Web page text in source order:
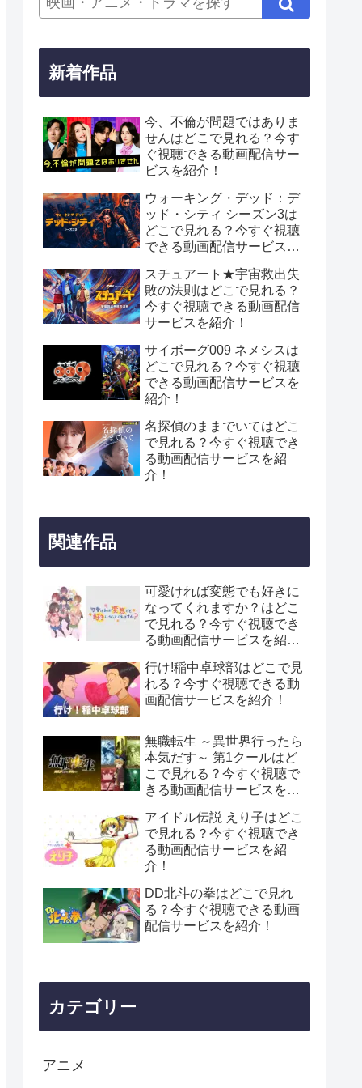
新着作品
今、不倫が問題ではありま
せんはどこで見れる？今す
ぐ視聴できる動画配信サー
ビスを紹介！
ウォーキング・デッド：デ
ッド・シティ シーズン3は
どこで見れる？今すぐ視聴
できる動画配信サービスを
スチュアート★宇宙救出失
敗の法則はどこで見れる？
今すぐ視聴できる動画配信
サービスを紹介！
サイボーグ009 ネメシスは
どこで見れる？今すぐ視聴
できる動画配信サービスを
紹介！
名探偵のままでいてはどこ
で見れる？今すぐ視聴でき
る動画配信サービスを紹
介！
関連作品
可愛ければ変態でも好きに
なってくれますか？はどこ
で見れる？今すぐ視聴でき
る動画配信サービスを紹
行け!稲中卓球部はどこで見
れる？今すぐ視聴できる動
画配信サービスを紹介！
無職転生 ～異世界行ったら
本気だす～ 第1クールはど
こで見れる？今すぐ視聴で
きる動画配信サービスを紹
アイドル伝説 えり子はどこ
で見れる？今すぐ視聴でき
る動画配信サービスを紹
介！
DD北斗の拳はどこで見れ
る？今すぐ視聴できる動画
配信サービスを紹介！
カテゴリー
アニメ